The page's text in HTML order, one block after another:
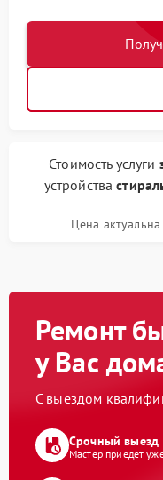
Стоимость услуги
устройства
Цена
Ремонт
у Вас
С выездом
Срочный выезд
Мастер приедет